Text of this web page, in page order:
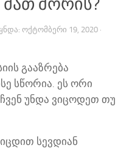
ᲝᲥᲢᲝᲛᲑᲔᲠᲘ 19, 2020 ·
გააზრება
სწორია. ეს ორი
უნდა ვიცოდეთ თუ
სევდიან